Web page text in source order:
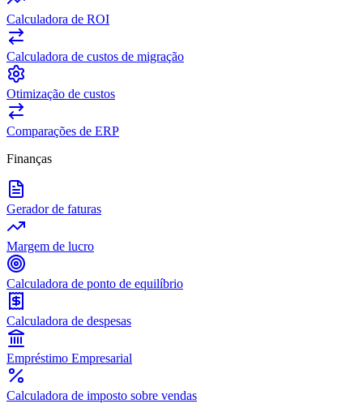
Calculadora de ROI
Calculadora de custos de migração
Otimização de custos
Comparações de ERP
Finanças
Gerador de faturas
Margem de lucro
Calculadora de ponto de equilíbrio
Calculadora de despesas
Empréstimo Empresarial
Calculadora de imposto sobre vendas